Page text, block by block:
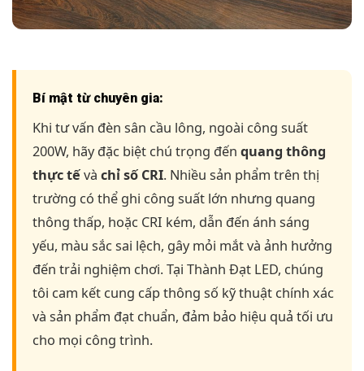
Bí mật từ chuyên gia:
Khi tư vấn đèn sân cầu lông, ngoài công suất
200W, hãy đặc biệt chú trọng đến quang thông
thực tếvà chỉ số CRI. Nhiều sản phẩm trên thị
trường có thể ghi công suất lớn nhưng quang
thông thấp, hoặc CRI kém, dẫn đến ánh sáng
yếu, màu sắc sai lệch, gây mỏi mắt và ảnh hưởng
đến trải nghiệm chơi. Tại Thành Đạt LED, chúng
tôi cam kết cung cấp thông số kỹ thuật chính xác
và sản phẩm đạt chuẩn, đảm bảo hiệu quả tối ưu
cho mọi công trình.